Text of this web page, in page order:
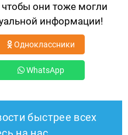
они тоже могли
информации!
Одноклассники
WhatsApp
быстрее всех